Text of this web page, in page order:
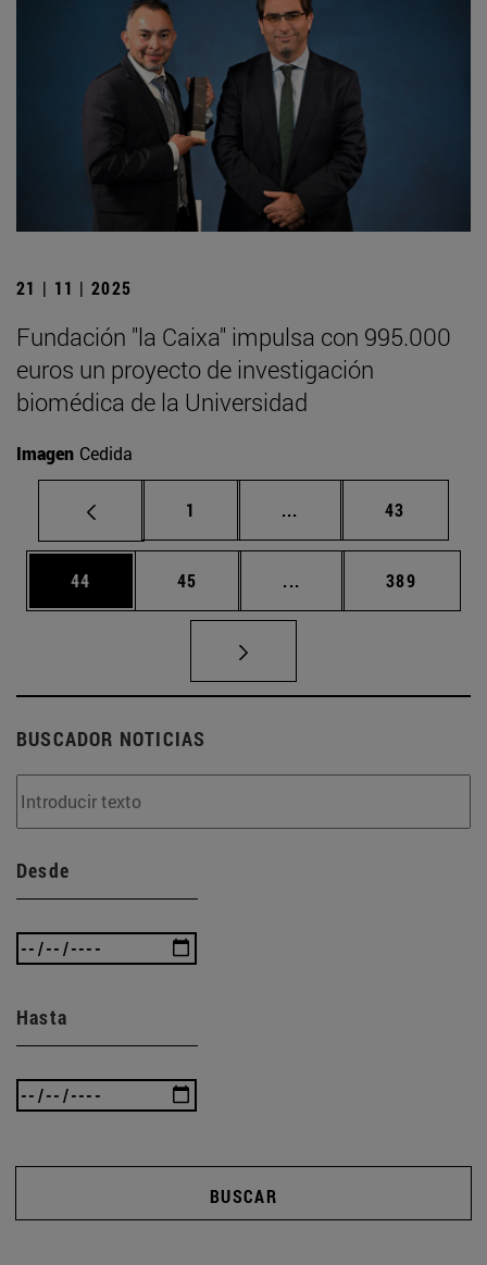
21 | 11 | 2025
Fundación "la Caixa" impulsa con 995.000
euros un proyecto de investigación
biomédica de la Universidad
Imagen Cedida
Página
1 ... Páginas intermedias
Página
43
Página
44 Página
45 ... Páginas intermedias
Página
389
BUSCADOR NOTICIAS
Desde
Hasta
BUSCAR